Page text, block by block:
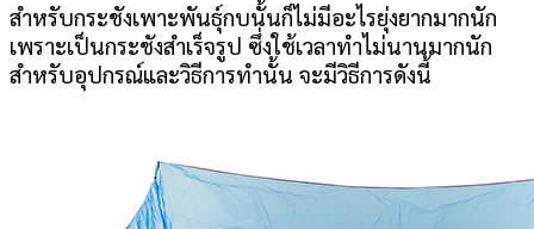
สำหรับกระชังเพาะพันธุ์กบนั้นก็ไม่มีอะไรยุ่งยากมากนัก
เพราะเป็นกระชังสำเร็จรูป ซึ่งใช้เวลาทำไม่นานมากนัก
สำหรับอุปกรณ์และวิธีการทำนั้น จะมีวิธีการดังนี้